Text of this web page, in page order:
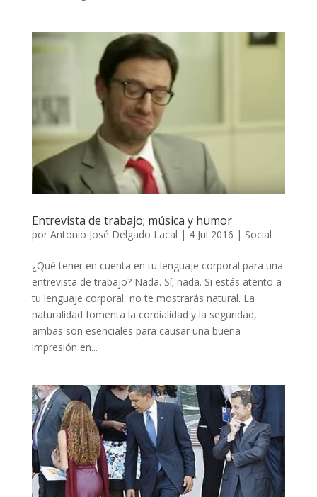
Entrevista de trabajo; música y humor
por Antonio José Delgado Lacal | 4 Jul 2016 | Social
¿Qué tener en cuenta en tu lenguaje corporal para una
entrevista de trabajo? Nada. Sí; nada. Si estás atento a
tu lenguaje corporal, no te mostrarás natural. La
naturalidad fomenta la cordialidad y la seguridad,
ambas son esenciales para causar una buena
impresión en...